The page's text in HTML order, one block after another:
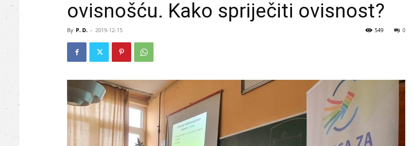
Busovača
ovisnošću. Kako spriječiti ovisnost?
By P. D. - 2019-12-15 0
549